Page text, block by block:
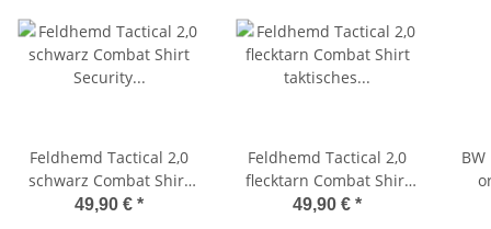
Feldhemd Tactical 2,0
schwarz Combat Shirt
Security Einsatzshirt Mil-
49,90 € *
Feldhemd Tactical 2,0
flecktarn Combat Shirt
taktisches Hemd Mil-Tec
49,90 € *